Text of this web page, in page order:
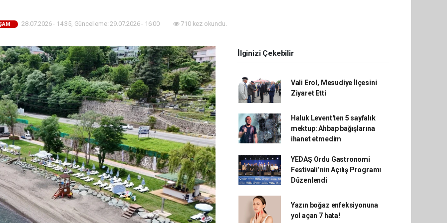
28.07.2026 - 14:35, Güncelleme: 29.07.2026 - 16:00 710 kez okundu.
İlginizi Çekebilir
Vali Erol, Mesudiye İlçesini
Ziyaret Etti
Haluk Levent'ten 5 sayfalık
mektup: Ahbap bağışlarına
ihanet etmedim
YEDAŞ Ordu Gastronomi
Festivali’nin Açılış Programı
Düzenlendi
Yazın boğaz enfeksiyonuna
yol açan 7 hata!